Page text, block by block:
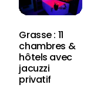
Grasse : 11
chambres &
hôtels avec
jacuzzi
privatif